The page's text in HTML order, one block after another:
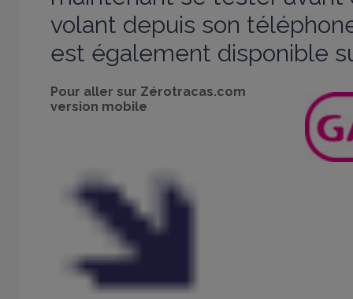
volant depuis son
est également disponible
Pour aller sur Zérotracas.com
version mobile